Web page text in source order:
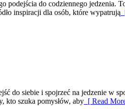
do codziennego jedzenia.
inspiracji dla osób, które wypatrują
do siebie i spojrzeć na jedzenie w
kto szuka pomysłów, aby [ Read